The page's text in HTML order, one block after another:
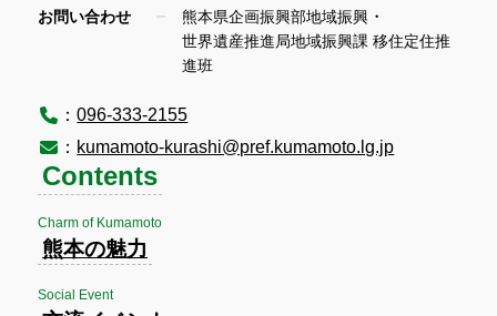
お問い合わせ
熊本県企画振興部地域振興 ・
世界遺産推進局地域振興課 移住定住推
進班
：096-333-2155
： kumamoto-kurashi@pref.kumamoto.lg.jp
Contents
Charm of Kumamoto
熊本の魅力
Social Event